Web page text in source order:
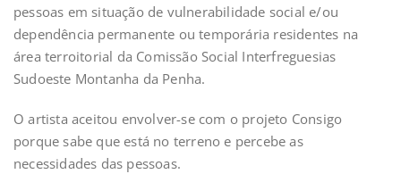
pessoas em situação de vulnerabilidade social e/ou
dependência permanente ou temporária residentes na
área terroitorial da Comissão Social Interfreguesias
Sudoeste Montanha da Penha.
O artista aceitou envolver-se com o projeto Consigo
porque sabe que está no terreno e percebe as
necessidades das pessoas.